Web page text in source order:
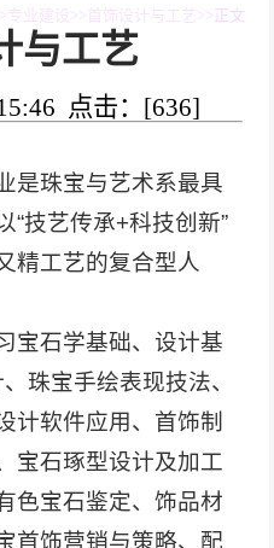
专业建设 >> 首饰设计与工艺 >> 正文
与工艺
点击：[636]
是珠宝与艺术系最具
“技艺传承+科技创新”
精工艺的复合型人
宝石学基础、设计基
珠宝手绘表现技法、
计软件应用、首饰制
宝石琢型设计及加工
色宝石鉴定、饰品材
首饰营销与策略、配